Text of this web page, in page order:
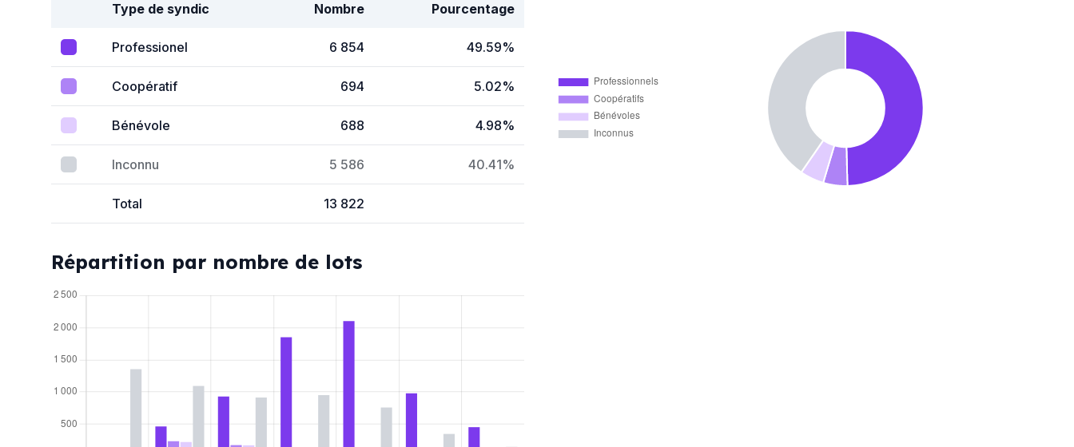
Type de syndic Nombre Pourcentage
Professionel 6 854 49.59%
Coopératif 694 5.02%
Bénévole 688 4.98%
Inconnu 5 586 40.41%
Total 13 822
Professionnels
Coopératifs
Bénévoles
Inconnus
Répartition par nombre de lots
500
1 000
1 500
2 000
2 500